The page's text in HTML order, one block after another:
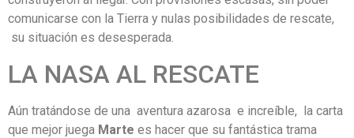
comunicarse con la Tierra y nulas posibilidades de rescate,
su situación es desesperada.
LA NASA AL RESCATE
Aún tratándose de una aventura azarosa e increíble, la carta
que mejor juega Marte es hacer que su fantástica trama